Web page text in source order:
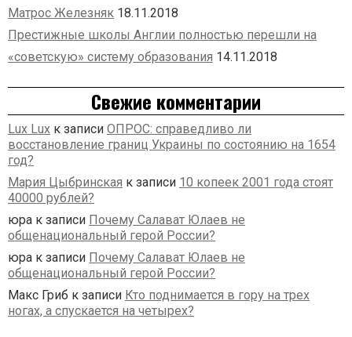
Матрос Железняк 18.11.2018
Престижные школы Англии полностью перешли на
«советскую» систему образования 14.11.2018
Свежие комментарии
Lux Lux к записи ОПРОС: справедливо ли
восстановление границ Украины по состоянию на 1654
год?
Мария Цыбринская к записи 10 копеек 2001 года стоят
40000 рублей?
юра к записи Почему Салават Юлаев не
общенациональный герой России?
юра к записи Почему Салават Юлаев не
общенациональный герой России?
Макс Гриб к записи Кто поднимается в гору на трех
ногах, а спускается на четырех?